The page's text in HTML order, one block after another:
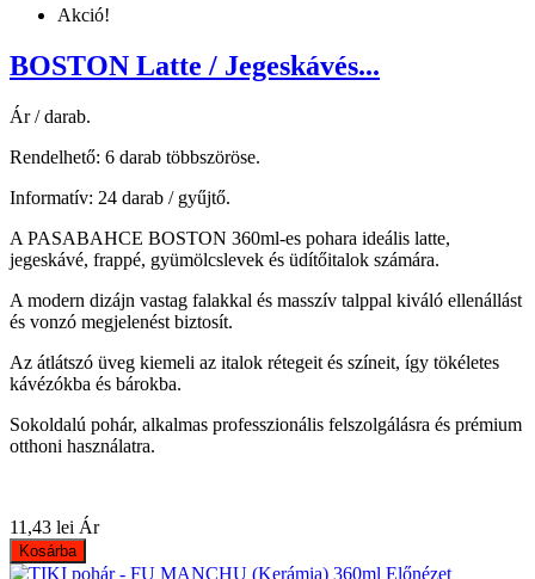
Akció!
BOSTON Latte / Jegeskávés...
Ár / darab.
Rendelhető: 6 darab többszöröse.
Informatív: 24 darab / gyűjtő.
A PASABAHCE BOSTON 360ml-es pohara ideális latte,
jegeskávé, frappé, gyümölcslevek és üdítőitalok számára.
A modern dizájn vastag falakkal és masszív talppal kiváló ellenállást
és vonzó megjelenést biztosít.
Az átlátszó üveg kiemeli az italok rétegeit és színeit, így tökéletes
kávézókba és bárokba.
Sokoldalú pohár, alkalmas professzionális felszolgálásra és prémium
otthoni használatra.
11,43 lei Ár
Kosárba
Előnézet